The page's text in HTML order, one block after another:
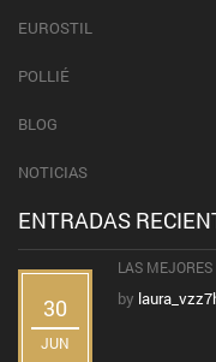
EUROSTIL
POLLIÉ
BLOG
NOTICIAS
ENTRADAS
30
JUN
LAS
by